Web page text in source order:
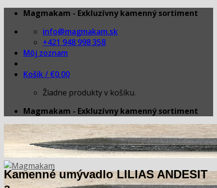
Skip
content
Magmakam - Exkluzívny kamenný sortiment
info@magmakam.sk
+421 948 998 358
Môj zoznam
Košík / €0.00
Žiadne produkty v košíku.
Magmakam - Exkluzívny kamenný sortiment
Kamenné umývadlo LILIAS ANDESIT